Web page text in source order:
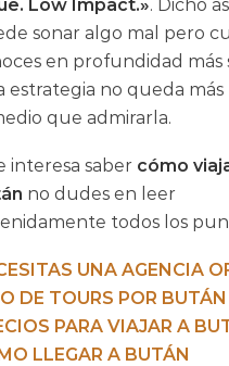
Low Impact.». Dicho
sonar algo mal pero
en profundidad más
estrategia no queda más
que admirarla.
interesa saber cómo
no dudes en leer
todos los
UNA AGENCIA
DE TOURS POR BUTÁN
PARA VIAJAR A
LLEGAR A BUTÁN